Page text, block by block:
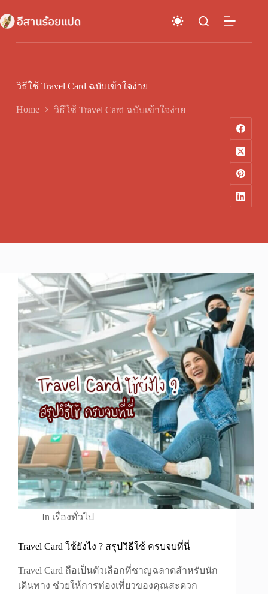
to
content
วิธีใช้ Travel Card ฉบับเข้าใจง่าย
Home วิธีใช้ Travel Card ฉบับเข้าใจง่าย
In เรื่องทั่วไป
Travel Card ใช้ยังไง ? สรุปวิธีใช้ ครบจบที่นี่
Travel Card ถือเป็นตัวเลือกที่ชาญฉลาดสำหรับนัก
เดินทาง ช่วยให้การท่องเที่ยวของคุณสะดวก